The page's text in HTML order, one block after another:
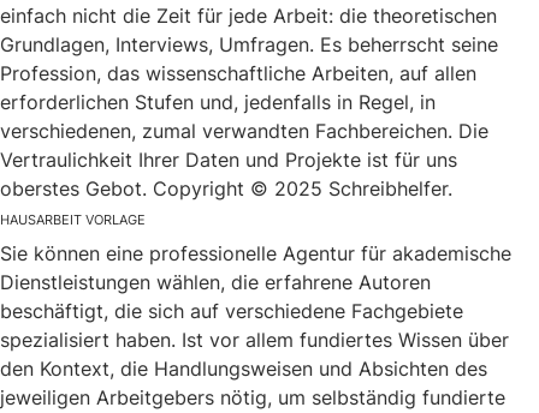
einfach nicht die Zeit für jede Arbeit: die theoretischen
Grundlagen, Interviews, Umfragen. Es beherrscht seine
Profession, das wissenschaftliche Arbeiten, auf allen
erforderlichen Stufen und, jedenfalls in Regel, in
verschiedenen, zumal verwandten Fachbereichen. Die
Vertraulichkeit Ihrer Daten und Projekte ist für uns
oberstes Gebot. Copyright © 2025 Schreibhelfer.
HAUSARBEIT VORLAGE
Sie können eine professionelle Agentur für akademische
Dienstleistungen wählen, die erfahrene Autoren
beschäftigt, die sich auf verschiedene Fachgebiete
spezialisiert haben. Ist vor allem fundiertes Wissen über
den Kontext, die Handlungsweisen und Absichten des
jeweiligen Arbeitgebers nötig, um selbständig fundierte